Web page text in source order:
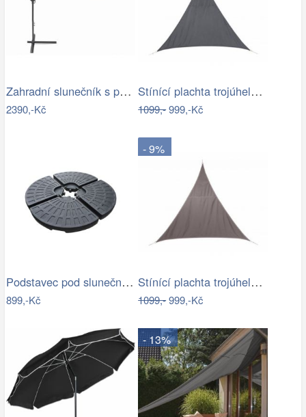
Zahradní slunečník s podstavcem ø 300…
2390,-Kč
Stínící plachta trojúhelník 3*3*3 m šedá
1099,-999,-Kč
Podstavec pod slunečník Houseland Barx…
899,-Kč
- 9%
Stínící plachta trojúhelník 3*3*3 m…
1099,-999,-Kč
- 13%